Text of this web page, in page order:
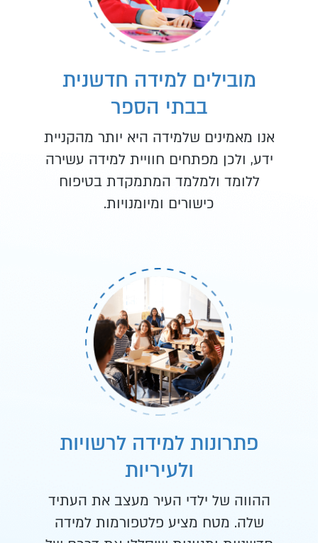
מובילים למידה חדשנית
בבתי הספר
אנו מאמינים שלמידה היא יותר מהקניית
ידע, ולכן מפתחים חוויית למידה עשירה
ללומד ולמלמד המתמקדת בטיפוח
כישורים ומיומנויות.
פתרונות למידה לרשויות
ולעיריות
ההווה של ילדי העיר מעצב את העתיד
שלה. מטח מציע פלטפורמות למידה